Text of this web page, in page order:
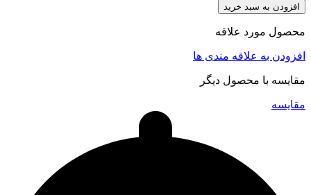
افزودن به سبد خرید
محصول مورد علاقه
افزودن به علاقه مندی ها
مقایسه با محصول دیگر
مقایسه